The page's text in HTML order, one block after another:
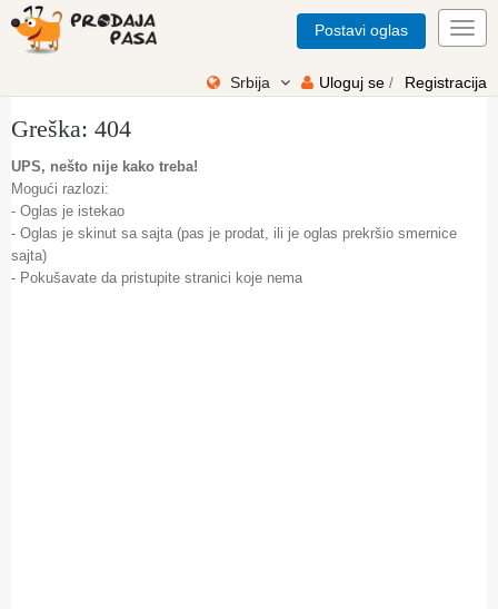
Srbija Uloguj se / Registracija
Postavi oglas
Greška: 404
UPS, nešto nije kako treba!
Mogući razlozi:
- Oglas je istekao
- Oglas je skinut sa sajta (pas je prodat, ili je oglas prekršio smernice
sajta)
- Pokušavate da pristupite stranici koje nema